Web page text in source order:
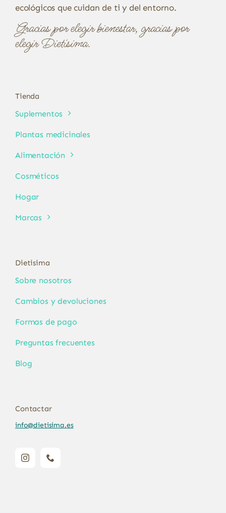
ecológicos que cuidan de ti y del entorno.
Gracias por elegir bienestar, gracias por
elegir Dietísima.
Tienda
Suplementos
Plantas medicinales
Alimentación
Cosméticos
Hogar
Marcas
Dietisima
Sobre nosotros
Cambios y devoluciones
Formas de pago
Preguntas frecuentes
Blog
Contactar
info@dietisima.es